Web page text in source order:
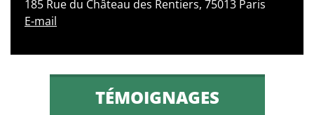
185 Rue du Château des Rentiers, 75013 Paris
E-mail
TÉMOIGNAGES